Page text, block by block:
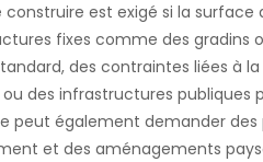
est exigé si la surface
fixes comme des gradins
des contraintes liées à
des infrastructures publiques
peut également demander des
et des aménagements